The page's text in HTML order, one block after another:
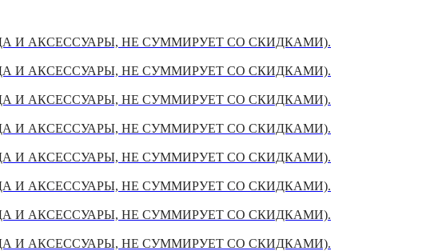
И АКСЕССУАРЫ, НЕ СУММИРУЕТ СО СКИДКАМИ).
И АКСЕССУАРЫ, НЕ СУММИРУЕТ СО СКИДКАМИ).
И АКСЕССУАРЫ, НЕ СУММИРУЕТ СО СКИДКАМИ).
И АКСЕССУАРЫ, НЕ СУММИРУЕТ СО СКИДКАМИ).
И АКСЕССУАРЫ, НЕ СУММИРУЕТ СО СКИДКАМИ).
И АКСЕССУАРЫ, НЕ СУММИРУЕТ СО СКИДКАМИ).
И АКСЕССУАРЫ, НЕ СУММИРУЕТ СО СКИДКАМИ).
И АКСЕССУАРЫ, НЕ СУММИРУЕТ СО СКИДКАМИ).